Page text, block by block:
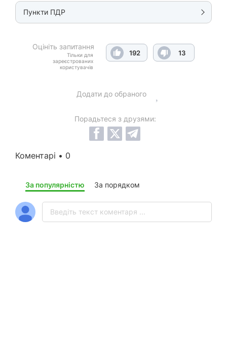
Пункти ПДР
Оцініть запитання
Тільки для
зареєстрованих
користувачів
192 13
Додати до обраного
Порадьтеся з друзями:
Коментарі • 0
За популярністю За порядком